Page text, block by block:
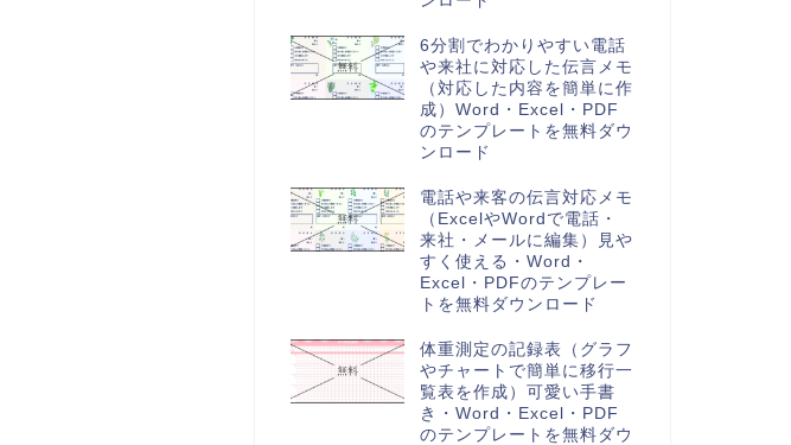
6分割でわかりやすい電話
や来社に対応した伝言メモ
（対応した内容を簡単に作
成）Word・Excel・PDF
のテンプレートを無料ダウ
ンロード
電話や来客の伝言対応メモ
（ExcelやWordで電話・
来社・メールに編集）見や
すく使える・Word・
Excel・PDFのテンプレー
トを無料ダウンロード
体重測定の記録表（グラフ
やチャートで簡単に移行一
覧表を作成）可愛い手書
き・Word・Excel・PDF
のテンプレートを無料ダウ